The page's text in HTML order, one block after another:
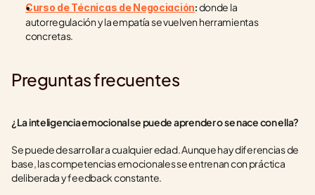
Curso de Técnicas de Negociación: donde la
autorregulación y la empatía se vuelven herramientas
concretas.
Preguntas frecuentes
¿La inteligencia emocional se puede aprender o se nace con ella?
Se puede desarrollar a cualquier edad. Aunque hay diferencias de
base, las competencias emocionales se entrenan con práctica
deliberada y feedback constante.